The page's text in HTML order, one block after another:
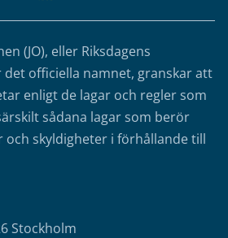
(JO), eller Riksdagens
officiella namnet, granskar att
enligt de lagar och regler som
sådana lagar som berör
och skyldigheter i förhållande till
Stockholm